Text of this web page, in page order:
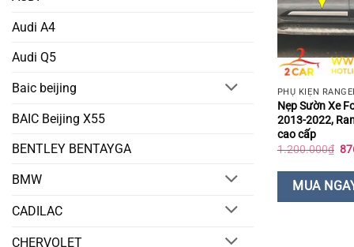
Audi A4
Audi Q5
Baic beijing
BAIC Beijing X55
BENTLEY BENTAYGA
BMW
CADILAC
CHERVOLET
PHỤ KIỆN
Nẹp Sườn Xe
2013-2022,
cao cấp
1.200.000₫
là:
MUA